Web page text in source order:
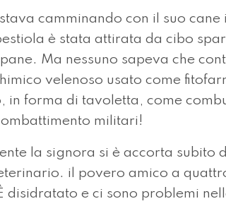
camminando con il suo cane
è stata attirata da cibo
Ma nessuno sapeva che
velenoso usato come
in forma di tavoletta, come
militari!
la signora si è accorta subito
il povero amico a
disidratato e ci sono problemi